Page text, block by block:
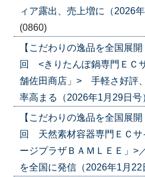
ィア露出、売上増に（2026
(0860)
【こだわりの逸品を全国展
回 <きりたんぽ鍋専門ＥＣ
舗佐田商店」> 手軽さ好評
率高まる（2026年1月29日号
【こだわりの逸品を全国展
回 天然素材容器専門ＥＣ
ージプラザＢＡＭＬＥＥ」>
を全国に発信（2026年1月